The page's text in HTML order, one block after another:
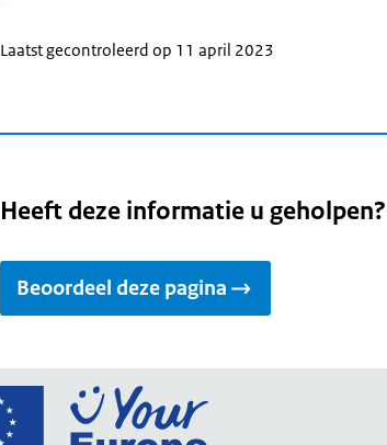
Laatst gecontroleerd op 11 april 2023
Heeft deze informatie u geholpen?
Beoordeel deze pagina
Ga